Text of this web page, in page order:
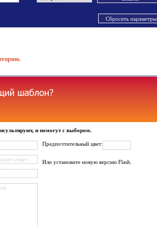
Сбросить параметры
и помогут с выбором.
Предпочтительный цвет:
Или установите новую версию Flash.